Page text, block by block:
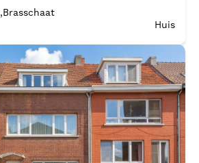
,Brasschaat
Huis